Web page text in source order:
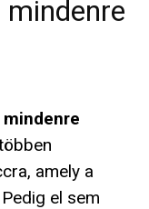
amely a
el sem